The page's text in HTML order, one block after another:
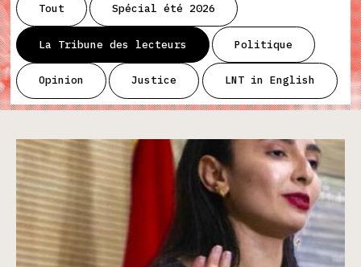
Tout Spécial été 2026
La Tribune des lecteurs Politique
Opinion Justice LNT in English